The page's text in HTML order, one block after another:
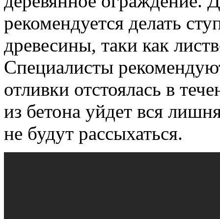
рекомендуется делать
древесины, таки как
Специалисты
отливки отстоялась в
из бетона уйдет вся
не будут рассыхаться.